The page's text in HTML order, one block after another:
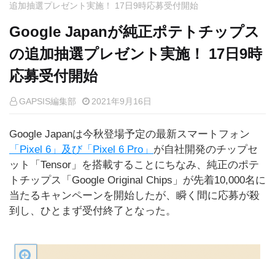
追加抽選プレゼント実施！ 17日9時応募受付開始
Google Japanが純正ポテトチップス
の追加抽選プレゼント実施！ 17日9時
応募受付開始
GAPSIS編集部 2021年9月16日
Google Japanは今秋登場予定の最新スマートフォン
「Pixel 6」及び「Pixel 6 Pro」 が自社開発のチップセ
ット「Tensor」を搭載することにちなみ、純正のポテ
トチップス「Google Original Chips」が先着10,000名に
当たるキャンペーンを開始したが、瞬く間に応募が殺
到し、ひとまず受付終了となった。